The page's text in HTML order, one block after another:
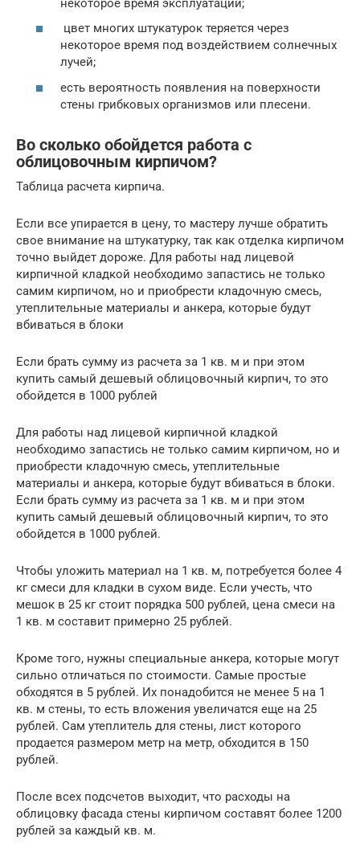
некоторое время эксплуатации;
цвет многих штукатурок теряется через
некоторое время под воздействием солнечных
лучей;
есть вероятность появления на поверхности
стены грибковых организмов или плесени.
Во сколько обойдется работа с
облицовочным кирпичом?
Таблица расчета кирпича.
Если все упирается в цену, то мастеру лучше обратить
свое внимание на штукатурку, так как отделка кирпичом
точно выйдет дороже. Для работы над лицевой
кирпичной кладкой необходимо запастись не только
самим кирпичом, но и приобрести кладочную смесь,
утеплительные материалы и анкера, которые будут
вбиваться в блоки
Если брать сумму из расчета за 1 кв. м и при этом
купить самый дешевый облицовочный кирпич, то это
обойдется в 1000 рублей
Для работы над лицевой кирпичной кладкой
необходимо запастись не только самим кирпичом, но и
приобрести кладочную смесь, утеплительные
материалы и анкера, которые будут вбиваться в блоки.
Если брать сумму из расчета за 1 кв. м и при этом
купить самый дешевый облицовочный кирпич, то это
обойдется в 1000 рублей.
Чтобы уложить материал на 1 кв. м, потребуется более 4
кг смеси для кладки в сухом виде. Если учесть, что
мешок в 25 кг стоит порядка 500 рублей, цена смеси на
1 кв. м составит примерно 25 рублей.
Кроме того, нужны специальные анкера, которые могут
сильно отличаться по стоимости. Самые простые
обходятся в 5 рублей. Их понадобится не менее 5 на 1
кв. м стены, то есть вложения увеличатся еще на 25
рублей. Сам утеплитель для стены, лист которого
продается размером метр на метр, обходится в 150
рублей.
После всех подсчетов выходит, что расходы на
облицовку фасада стены кирпичом составят более 1200
рублей за каждый кв. м.